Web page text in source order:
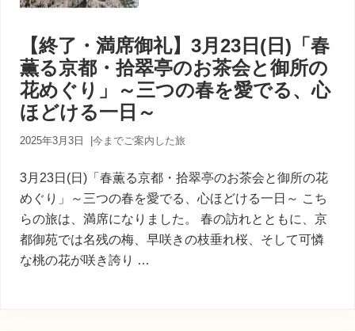
【終了・満席御礼】3月23日(日)「春
薫る京都・拾翠亭のお茶会と御所の
花めぐり」～三つの春を愛でる、心
ほどける一日～
2025年3月3日 今までご案内した旅
3月23日(日)「春薫る京都・拾翠亭のお茶会と御所の花
めぐり」～三つの春を愛でる、心ほどける一日～ こち
らの旅は、満席になりました。 春の訪れとともに、京
都御苑では名残の梅、早咲きの枝垂れ桜、そして可憐
な桃の花が咲き誇り …